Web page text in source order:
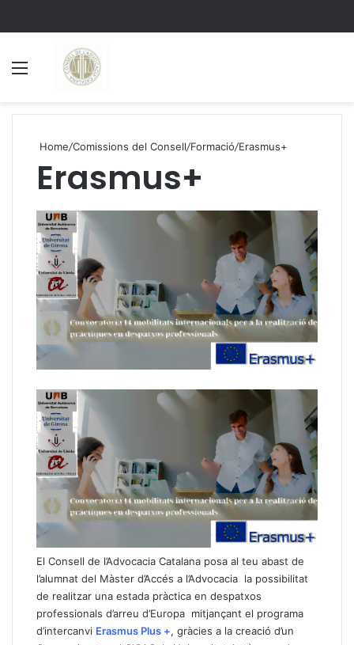
Home/Comissions del Consell/Formació/Erasmus+
Erasmus+
El Consell de l’Advocacia Catalana posa al teu abast de
l’alumnat del Màster d’Accés a l’Advocacia la possibilitat
de realitzar una estada pràctica en despatxos
professionals d’arreu d’Europa mitjançant el programa
d’intercanvi Erasmus Plus +, gràcies a la creació d’un